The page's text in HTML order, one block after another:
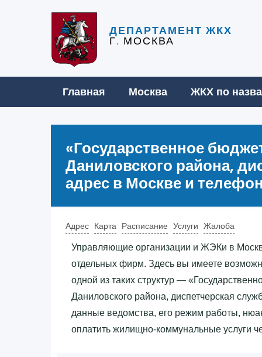
ДЕПАРТАМЕНТ ЖКХ
Г. МОСКВА
Главная Москва ЖКХ по
«‎Государственное
Даниловского района,
адрес в Москве и
Адрес Карта Расписание Услуги Жалоба
Управляющие организации и ЖЭКи в
отдельных фирм. Здесь вы имеете
одной из таких структур —
Даниловского района, диспетчерская
данные ведомства, его режим работы,
оплатить жилищно-коммунальные услуги